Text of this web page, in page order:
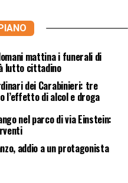
mattina i funerali di
lutto cittadino
dei Carabinieri: tre
l’effetto di alcol e droga
nel parco di via Einstein:
addio a un protagonista